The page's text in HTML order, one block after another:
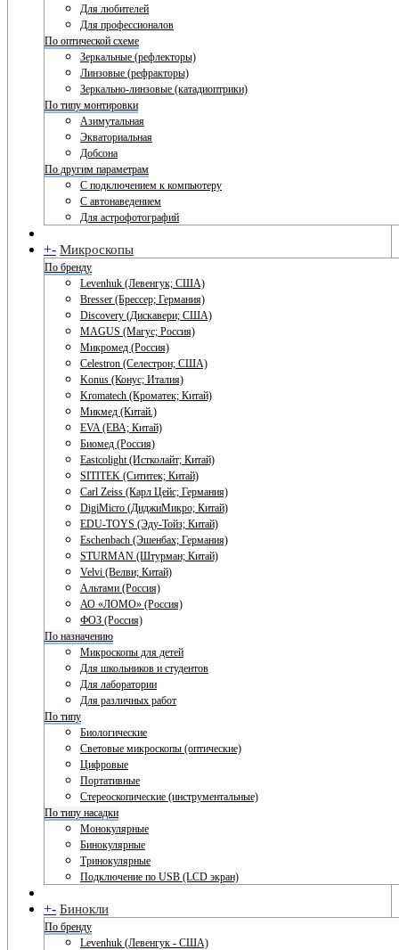
Для любителей
Для профессионалов
По оптической схеме
Зеркальные (рефлекторы)
Линзовые (рефракторы)
Зеркально-линзовые (катадиоптрики)
По типу монтировки
Азимутальная
Экваториальная
Добсона
По другим параметрам
С подключением к компьютеру
С автонаведением
Для астрофотографий
+- Микроскопы
По бренду
Levenhuk (Левенгук; США)
Bresser (Брессер; Германия)
Discovery (Дискавери; США)
MAGUS (Магус; Россия)
Микромед (Россия)
Celestron (Селестрон; США)
Konus (Конус; Италия)
Kromatech (Кроматек; Китай)
Микмед (Китай.)
EVA (ЕВА; Китай)
Биомед (Россия)
Eastcolight (Истколайт; Китай)
SITITEK (Сититек; Китай)
Carl Zeiss (Карл Цейс; Германия)
DigiMicro (ДиджиМикро; Китай)
EDU-TOYS (Эду-Тойз; Китай)
Eschenbach (Эшенбах; Германия)
STURMAN (Штурман; Китай)
Velvi (Велви; Китай)
Альтами (Россия)
АО «ЛОМО» (Россия)
ФОЗ (Россия)
По назначению
Микроскопы для детей
Для школьников и студентов
Для лаборатории
Для различных работ
По типу
Биологические
Световые микроскопы (оптические)
Цифровые
Портативные
Стереоскопические (инструментальные)
По типу насадки
Монокулярные
Бинокулярные
Тринокулярные
Подключение по USB (LCD экран)
+- Бинокли
По бренду
Levenhuk (Левенгук - США)